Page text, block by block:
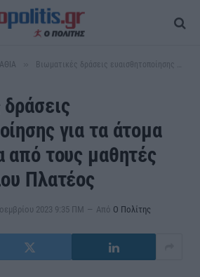
Βιωματικές δράσεις ευαισθητοποίησης για τα άτομα με αναπηρία από τους μαθητές του Γυμνάσιου Πλατέος
για τα άτομα
από τους μαθητές
Πλατέος
2023 9:35 ΠΜ Από Ο Πολίτης